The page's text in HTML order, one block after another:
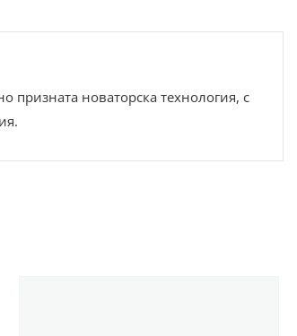
призната новаторска технология, с